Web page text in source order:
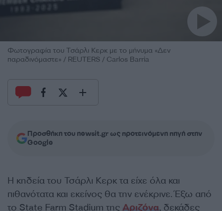
Φωτογραφία του Τσάρλι Κερκ με το μήνυμα «Δεν
παραδινόμαστε» / REUTERS / Carlos Barria
Προσθήκη του newsit.gr ως προτεινόμενη πηγή στην
Google
Η κηδεία του Τσάρλι Κερκ τα είχε όλα και
πιθανότατα και εκείνος θα την ενέκρινε. Έξω από
το State Farm Stadium της Αριζόνα, δεκάδες